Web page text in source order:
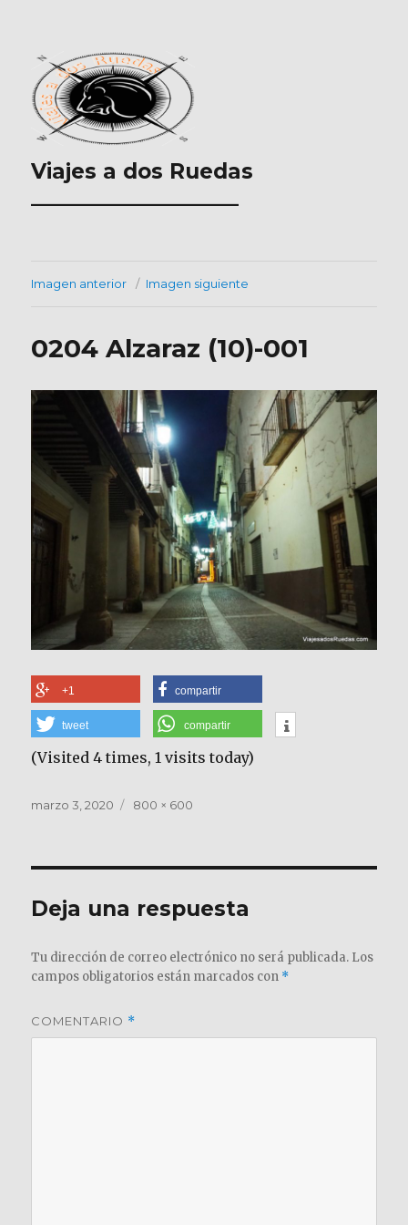
Viajes a dos Ruedas
___________________
Imagen anterior Imagen siguiente
0204 Alzaraz (10)-001
+1 compartir
tweet compartir
(Visited 4 times, 1 visits today)
Publicado
marzo 3, 2020
Tamaño
800 × 600
Deja una respuesta
Tu dirección de correo electrónico no será publicada. Los
campos obligatorios están marcados con *
COMENTARIO *